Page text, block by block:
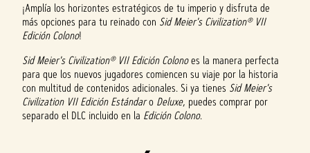
¡Amplía los horizontes estratégicos de tu imperio y disfruta de
más opciones para tu reinado con Sid Meier's Civilization® VII
Edición Colono!
Sid Meier's Civilization® VII Edición Colonoes la manera perfecta
para que los nuevos jugadores comiencen su viaje por la historia
con multitud de contenidos adicionales. Si ya tienes Sid Meier's
Civilization VII Edición Estándaro Deluxe, puedes comprar por
separado el DLC incluido en la Edición Colono.